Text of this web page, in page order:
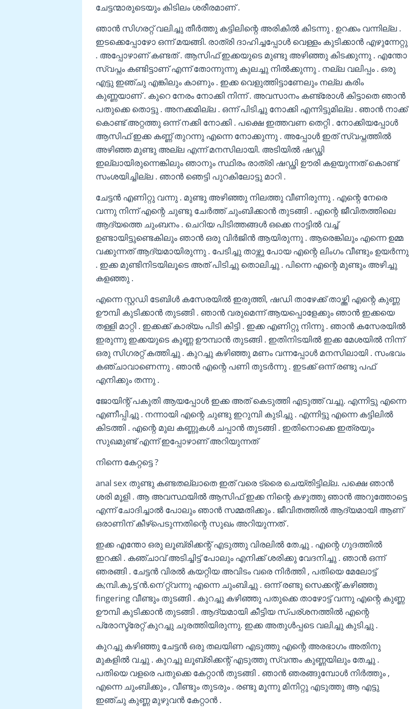
ചേട്ടന്മാരുടെയും കിടിലം ശരീരമാണ് .
ഞാൻ സിഗരറ്റ് വലിച്ചു തീർത്തു കട്ടിലിന്റെ അരികിൽ കിടന്നു . ഉറക്കം വന്നില്ല .
ഇടക്കെപ്പോഴോ ഒന്ന് മയങ്ങി. രാത്രി ദാഹിച്ചപ്പോൾ വെള്ളം കുടിക്കാൻ എഴുന്നേറ്റു
. അപ്പോഴാണ് കണ്ടത് . ആസിഫ് ഇക്കയുടെ മുണ്ടു അഴിഞ്ഞു കിടക്കുന്നു . എന്തോ
സ്വപ്നം കണ്ടിട്ടാണ് എന്ന് തോന്നുന്നു കുലച്ചു നിൽക്കുന്നു . നല്ല വലിപ്പം . ഒരു
എട്ടു ഇഞ്ചു എങ്കിലും കാണും . ഇക്ക വെളുത്തിട്ടാണേലും നല്ല കരിം
കുണ്ണയാണ് . കുറെ നേരം നോക്കി നിന്ന് . അവസാനം കണ്ട്രോൾ കിട്ടാതെ ഞാൻ
പതുക്കെ തൊട്ടു . അനക്കമില്ല . ഒന്ന് പിടിച്ചു നോക്കി എന്നിട്ടുമില്ല . ഞാൻ നാക്ക്
കൊണ്ട് അറ്റത്തു ഒന്ന് നക്കി നോക്കി . പക്ഷെ ഇത്തവണ തെറ്റി . നോക്കിയപ്പോൾ
ആസിഫ് ഇക്ക കണ്ണ് തുറന്നു എന്നെ നോക്കുന്നു . അപ്പോൾ ഇത് സ്വപ്നത്തിൽ
അഴിഞ്ഞ മുണ്ടു അല്ല എന്ന് മനസിലായി. അടിയിൽ ഷഡ്ഢി
ഇല്ലായിരുന്നെങ്കിലും ഞാനും സ്ഥിരം രാത്രി ഷഡ്ഢി ഊരി കളയുന്നത് കൊണ്ട്
സംശയിച്ചില്ല . ഞാൻ ഞെട്ടി പുറകിലോട്ടു മാറി .
ചേട്ടൻ എണിറ്റു വന്നു . മുണ്ടു അഴിഞ്ഞു നിലത്തു വീണിരുന്നു . എന്റെ നേരെ
വന്നു നിന്ന് എന്റെ ചുണ്ടു ചേർത്ത് ചുംബിക്കാൻ തുടങ്ങി . എന്റെ ജീവിതത്തിലെ
ആദ്യത്തെ ചുംബനം . ചെറിയ പിടിത്തങ്ങൾ ഒക്കെ നാട്ടിൽ വച്ച്
ഉണ്ടായിട്ടുണ്ടെകിലും ഞാൻ ഒരു വിർജിൻ ആയിരുന്നു . ആരെങ്കിലും എന്നെ ഉമ്മ
വക്കുന്നത് ആദ്യമായിരുന്നു . പേടിച്ചു താഴ്ന്നു പോയ എന്റെ ലിംഗം വീണ്ടും ഉയർന്നു
. ഇക്ക മുണ്ടിനിടയിലൂടെ അത് പിടിച്ചു തൊലിച്ചു . പിന്നെ എന്റെ മുണ്ടും അഴിച്ചു
കളഞ്ഞു .
എന്നെ സ്റ്റഡി ടേബിൾ കസേരയിൽ ഇരുത്തി, ഷഡി താഴേക്ക് താഴ്ത്തി എന്റെ കുണ്ണ
ഊമ്പി കുടിക്കാൻ തുടങ്ങി . ഞാൻ വരുമെന്ന് ആയപ്പൊളേക്കും ഞാൻ ഇക്കയെ
തള്ളി മാറ്റി . ഇക്കക്ക് കാര്യം പിടി കിട്ടി . ഇക്ക എണിറ്റു നിന്നു . ഞാൻ കസേരയിൽ
ഇരുന്നു ഇക്കയുടെ കുണ്ണ ഊമ്പാൻ തുടങ്ങി . ഇതിനിടയിൽ ഇക്ക മേശയിൽ നിന്ന്
ഒരു സിഗരറ്റ് കത്തിച്ചു . കുറച്ചു കഴിഞ്ഞു മണം വന്നപ്പോൾ മനസിലായി . സംഭവം
കഞ്ചാവാണെന്നു . ഞാൻ എന്റെ പണി തുടർന്നു . ഇടക്ക് ഒന്ന് രണ്ടു പഫ്
എനിക്കും തന്നു .
ജോയിന്റ് പകുതി ആയപ്പോൾ ഇക്ക അത് കെടുത്തി എടുത്ത് വച്ചു. എന്നിട്ടു എന്നെ
എണീപ്പിച്ചു . നന്നായി എന്റെ ചുണ്ടു ഇറുമ്പി കുടിച്ചു . എന്നിട്ടു എന്നെ കട്ടിലിൽ
കിടത്തി . എന്റെ മുല കണ്ണുകൾ ചപ്പാൻ തുടങ്ങി . ഇതിനൊക്കെ ഇത്രയും
സുഖമുണ്ട് എന്ന് ഇപ്പോഴാണ് അറിയുന്നത്
നിന്നെ കേറ്റട്ടെ ?
anal sex തുണ്ടു കണ്ടതല്ലാതെ ഇത് വരെ ട്രൈ ചെയ്തിട്ടില്ല. പക്ഷെ ഞാൻ
ശരി മൂളി . ആ അവസ്ഥയിൽ ആസിഫ് ഇക്ക നിന്റെ കഴുത്തു ഞാൻ അറുത്തോട്ടെ
എന്ന് ചോദിച്ചാൽ പോലും ഞാൻ സമ്മതിക്കും . ജീവിതത്തിൽ ആദ്യമായി ആണ്
ഒരാണിന് കീഴ്പെടുന്നതിന്റെ സുഖം അറിയുന്നത് .
ഇക്ക എന്തോ ഒരു ലൂബ്രിക്കന്റ് എടുത്തു വിരലിൽ തേച്ചു . എന്റെ ഗുദത്തിൽ
ഇറക്കി . കഞ്ചാവ് അടിച്ചിട്ട് പോലും എനിക്ക് ശരിക്കു വേദനിച്ചു . ഞാൻ ഒന്ന്
ഞരങ്ങി . ചേട്ടൻ വിരൽ കയറ്റിയ അവിടം വരെ നിർത്തി , പതിയെ മേലോട്ട്
ക;മ്പി.കു,ട്ട’ന്‍.നെ’റ്റ്വന്നു എന്നെ ചുംബിച്ചു . ഒന്ന് രണ്ടു സെക്കന്റ് കഴിഞ്ഞു
fingering വീണ്ടും തുടങ്ങി . കുറച്ചു കഴിഞ്ഞു പതുക്കെ താഴോട്ട് വന്നു എന്റെ കുണ്ണ
ഊമ്പി കുടിക്കാൻ തുടങ്ങി . ആദ്യമായി കീട്ടിയ സ്പര്ശനത്തിൽ എന്റെ
പ്രോസ്ട്രേറ്റ് കുറച്ചു ചുരത്തിയിരുന്നു. ഇക്ക അതുൾപ്പടെ വലിച്ചു കുടിച്ചു .
കുറച്ചു കഴിഞ്ഞു ചേട്ടൻ ഒരു തലയിണ എടുത്തു എന്റെ അരഭാഗം അതിനു
മുകളിൽ വച്ചു . കുറച്ചു ലൂബ്രിക്കന്റ് എടുത്തു സ്വന്തം കുണ്ണയിലും തേച്ചു .
പതിയെ വളരെ പതുക്കെ കേറ്റാൻ തുടങ്ങി . ഞാൻ ഞരങ്ങുമ്പോൾ നിർത്തും ,
എന്നെ ചുംബിക്കും , വീണ്ടും തുടരും . രണ്ടു മൂന്നു മിനിറ്റു എടുത്തു ആ എട്ടു
ഇഞ്ചു കുണ്ണ മുഴുവൻ കേറ്റാൻ .